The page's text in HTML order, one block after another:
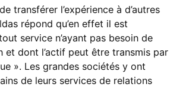
transférer l’expérience à d’autres
répond qu’en effet il est
service n’ayant pas besoin de
et dont l’actif peut être transmis par
». Les grandes sociétés y ont
de leurs services de relations